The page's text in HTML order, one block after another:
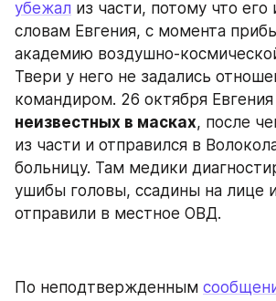
убежал из части, потому что его
словам Евгения, с момента
академию воздушно-
Твери у него не задались
командиром. 26 октября Евгения
неизвестных в масках, после
из части и отправился в
больницу. Там медики
ушибы головы, ссадины на лице
отправили в местное ОВД.
По неподтвержденным